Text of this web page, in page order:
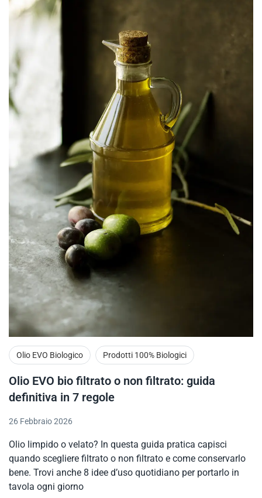
Olio EVO Biologico Prodotti 100% Biologici
Olio EVO bio filtrato o non filtrato: guida
definitiva in 7 regole
26 Febbraio 2026
Olio limpido o velato? In questa guida pratica capisci
quando scegliere filtrato o non filtrato e come conservarlo
bene. Trovi anche 8 idee d’uso quotidiano per portarlo in
tavola ogni giorno